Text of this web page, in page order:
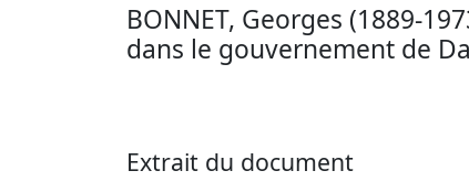
BONNET, Georges (1889-
dans le gouvernement de
Extrait du document